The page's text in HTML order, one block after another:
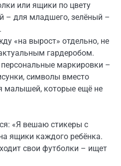
или ящики по цвету
– для младшего, зелёный –
«на вырост» отдельно, не
гардеробом.
персональные маркировки –
символы вместо
малышей, которые ещё не
«Я вешаю стикеры с
ящики каждого ребёнка.
свои футболки – ищет